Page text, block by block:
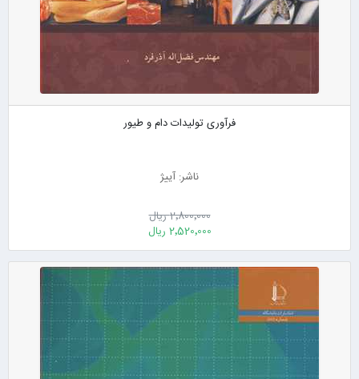
فرآوری تولیدات دام و طیور
ناشر: آییژ
2٬800٬000 ریال
2٬520٬000 ریال